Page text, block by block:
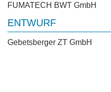
FUMATECH BWT GmbH
ENTWURF
Gebetsberger ZT GmbH